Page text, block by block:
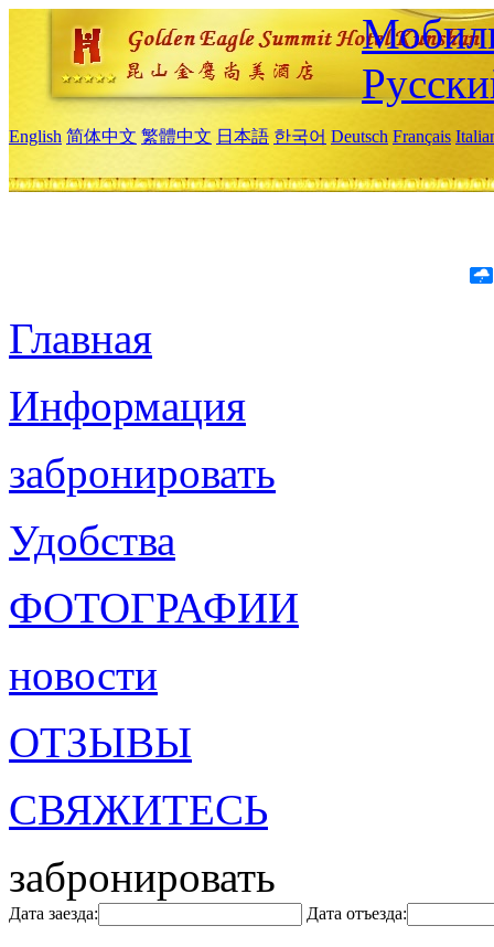
English 简体中文 繁體中文 日本語 한국어 Deutsch Français
Главная
Информация
забронировать
Удобства
ФОТОГРАФИИ
новости
ОТЗЫВЫ
СВЯЖИТЕСЬ
забронировать
Дата заезда: Дата отъезда: